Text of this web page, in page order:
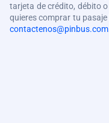
tarjeta de crédito, débito
quieres comprar tu
contactenos@pinbus.com